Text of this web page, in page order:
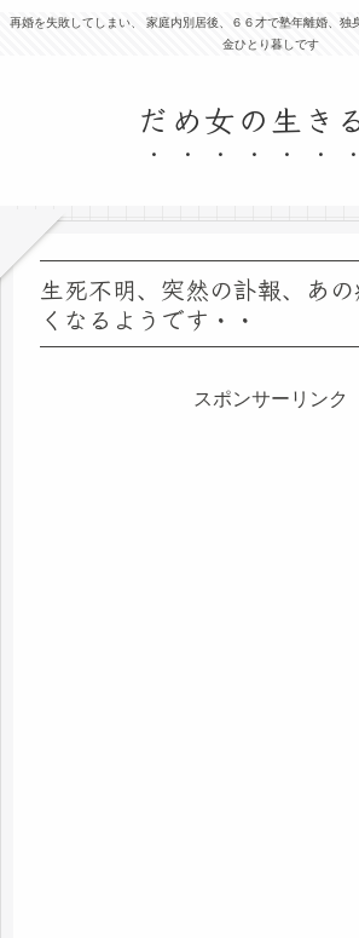
再婚を失敗してしまい、 家庭内別居後、６６才で塾年離婚、独
金ひとり暮しです
だめ女の生き
生死不明、突然の訃報、あ
くなるようです・・
スポンサーリンク